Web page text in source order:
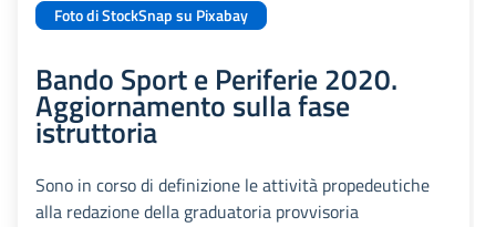
Foto di StockSnap su Pixabay
Bando Sport e Periferie 2020.
Aggiornamento sulla fase
istruttoria
Sono in corso di definizione le attività propedeutiche
alla redazione della graduatoria provvisoria